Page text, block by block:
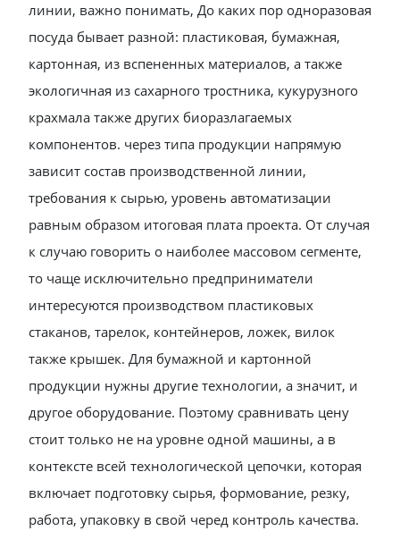
линии, важно понимать, До каких пор одноразовая
посуда бывает разной: пластиковая, бумажная,
картонная, из вспененных материалов, а также
экологичная из сахарного тростника, кукурузного
крахмала также других биоразлагаемых
компонентов. через типа продукции напрямую
зависит состав производственной линии,
требования к сырью, уровень автоматизации
равным образом итоговая плата проекта. От случая
к случаю говорить о наиболее массовом сегменте,
то чаще исключительно предприниматели
интересуются производством пластиковых
стаканов, тарелок, контейнеров, ложек, вилок
также крышек. Для бумажной и картонной
продукции нужны другие технологии, а значит, и
другое оборудование. Поэтому сравнивать цену
стоит только не на уровне одной машины, а в
контексте всей технологической цепочки, которая
включает подготовку сырья, формование, резку,
работа, упаковку в свой черед контроль качества.